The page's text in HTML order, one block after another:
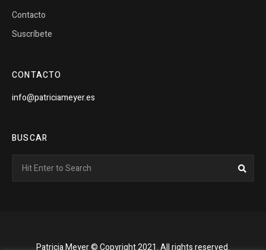
Contacto
Suscríbete
CONTACTO
info@patriciameyer.es
BUSCAR
for:
Patricia Meyer © Copyright 2021. All rights reserved.